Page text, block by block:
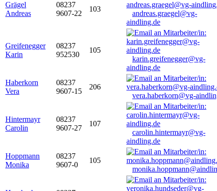
Grägel
Andreas
08237
9607-22
103
andreas.graegel@vg-
aindling.de
Greifenegger
Karin
08237
952530
105
karin.greifenegger@vg-
aindling.de
Haberkorn
Vera
08237
9607-15
206
vera.haberkorn@vg-
Hintermayr
Carolin
08237
9607-27
107
carolin.hintermayr@vg-
aindling.de
Hoppmann
Monika
08237
9607-0
105